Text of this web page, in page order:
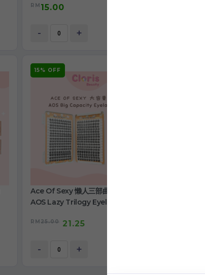
RM 15.00
- +
15% OFF
Ace Of Sexy 懒人三部曲睫毛书
AOS Lazy Trilogy Eyelashes
RM 25.00 21.25
- +